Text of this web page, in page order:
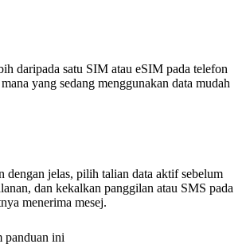
daripada satu SIM atau eSIM pada telefon
yang sedang menggunakan data mudah
dengan jelas, pilih talian data aktif sebelum
dan kekalkan panggilan atau SMS pada
menerima mesej.
panduan ini